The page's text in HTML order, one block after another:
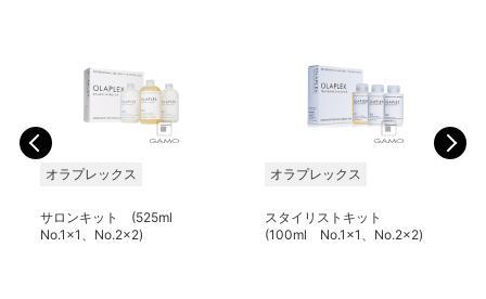
オラプレックス
サロンキット (525ml
No.1x1、No.2x2)
オラプレックス
スタイリストキット
(100ml No.1x1、No.2x2)